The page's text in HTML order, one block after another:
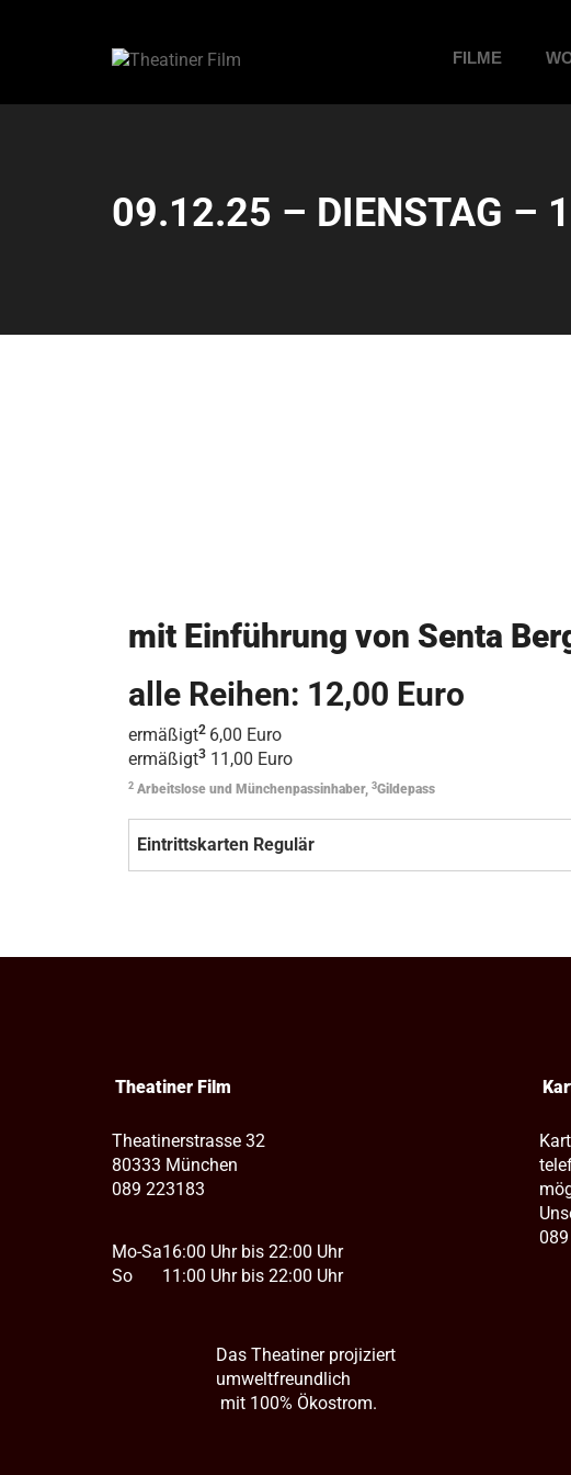
FILME
09.12.25 – DIENSTAG –
mit Einführung von Senta
alle Reihen: 12,00 Euro
ermäßigt2 6,00 Euro
ermäßigt3 11,00 Euro
2 Arbeitslose und Münchenpassinhaber, 3Gildepass
Eintrittskarten Regulär
Theatiner Film
Theatinerstrasse 32
80333 München
089 223183
Mo-Sa
So
16:00 Uhr bis 22:00 Uhr
11:00 Uhr bis 22:00 Uhr
Das Theatiner projiziert
umweltfreundlich
mit 100% Ökostrom.